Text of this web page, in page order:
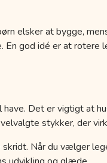
elsker at bygge,
En god idé er at
Det er vigtigt at
stykker, der
Når du vælger